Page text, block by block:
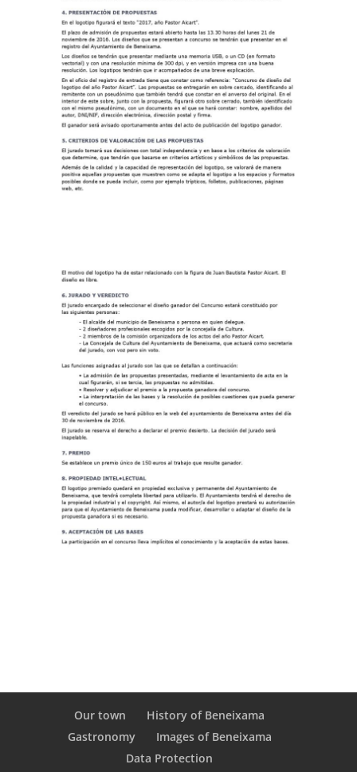
Our town
History of Beneixama
Gastronomy
Images of Beneixama
Data Protection